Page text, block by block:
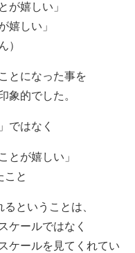
が嬉しい」
嬉しい」
）
とになった事を
象的でした。
ではなく
とが嬉しい」
こと
るということは、
ケールではなく
ケールを見てくれてい